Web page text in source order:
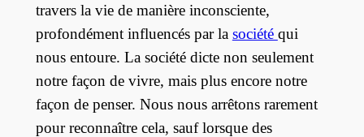
travers la vie de manière inconsciente,
profondément influencés par la société qui
nous entoure. La société dicte non seulement
notre façon de vivre, mais plus encore notre
façon de penser. Nous nous arrêtons rarement
pour reconnaître cela, sauf lorsque des